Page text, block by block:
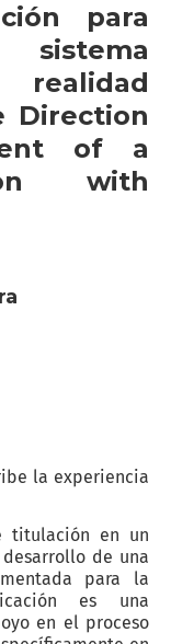
para
realidad
Direction
of a
with
la experiencia
titulación en un
de una
para la
es una
en el proceso